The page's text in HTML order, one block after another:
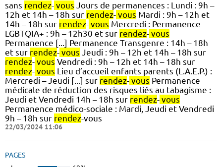
sans rendez- vous Jours de permanences : Lundi : 9h –
12h et 14h – 18h sur rendez- vous Mardi : 9h – 12h et
14h – 18h sur rendez- vous Mercredi : Permanence
LGBTQIA+ : 9h – 12h30 et sur rendez- vous
Permanence [...] Permanence Transgenre : 14h – 18h
et sur rendez- vous Jeudi : 9h – 12h et 14h – 18h sur
rendez- vous Vendredi : 9h – 12h et 14h – 18h sur
rendez- vous Lieu d’accueil enfants parents (L.A.E.P.) :
Mercredi – Jeudi [...] sur rendez- vous Permanence
médicale de réduction des risques liés au tabagisme :
Jeudi et Vendredi 14h – 18h sur rendez- vous
Permanence médico-sociale : Mardi, Jeudi et Vendredi
9h – 18h sur rendez-vous
22/03/2024 11:06
PAGES